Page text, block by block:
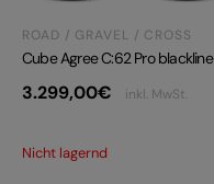
ROAD / GRAVEL / CROSS
Cube Agree C:62 Pro blackline
3.299,00€ inkl. MwSt.
Nicht lagernd